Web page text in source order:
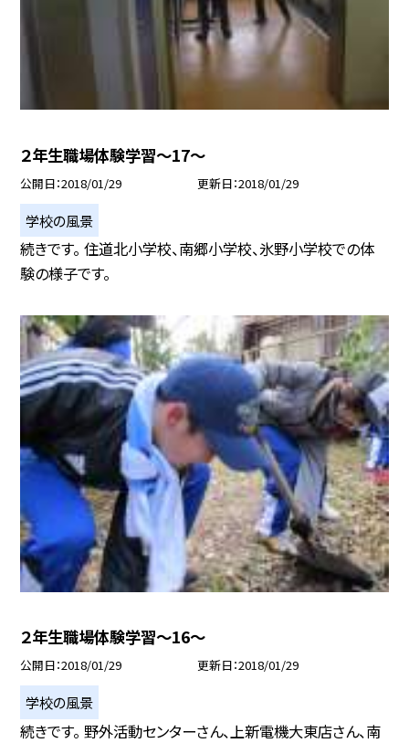
２年生職場体験学習〜17〜
公開日 2018/01/29 更新日 2018/01/29
学校の風景
続きです。 住道北小学校、南郷小学校、氷野小学校での体
験の様子です。
２年生職場体験学習〜16〜
公開日 2018/01/29 更新日 2018/01/29
学校の風景
続きです。 野外活動センターさん、上新電機大東店さん、南